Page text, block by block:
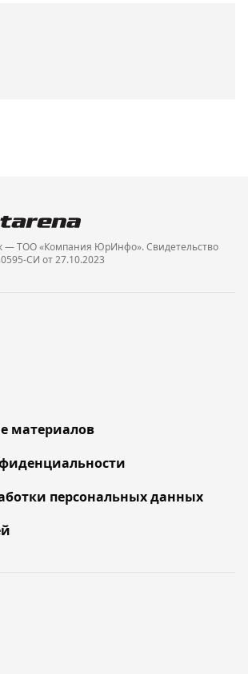
— ТОО «Компания ЮрИнфо». Cвидетельство
СИ от 27.10.2023
материалов
персональных данных